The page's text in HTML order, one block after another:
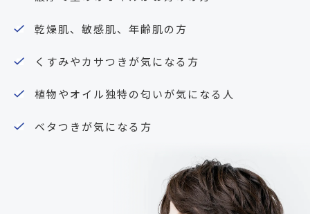
乾燥肌、敏感肌、年齢肌の方
くすみやカサつきが気になる方
植物やオイル独特の匂いが気になる人
ベタつきが気になる方